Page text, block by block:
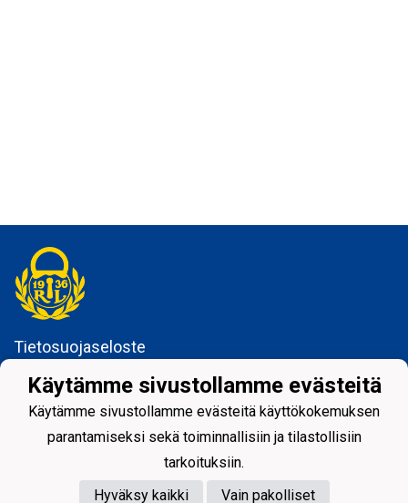
Tietosuojaseloste
Rauman Lukko ry
Kuninkaankatu 3
26100 Rauma
Käytämme sivustollamme evästeitä
Käytämme sivustollamme evästeitä käyttökokemuksen
parantamiseksi sekä toiminnallisiin ja tilastollisiin
tarkoituksiin.
Hyväksy kaikki
Vain pakolliset